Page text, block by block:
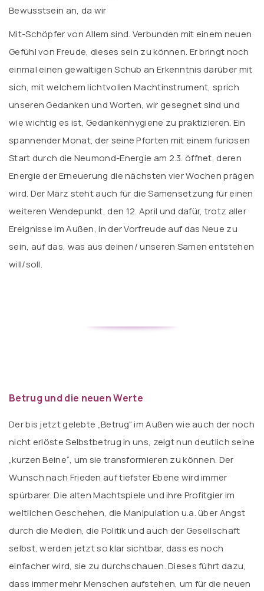
Bewusstsein an, da wir
Mit-Schöpfer von Allem sind. Verbunden mit einem neuen
Gefühl von Freude, dieses sein zu können. Er bringt noch
einmal einen gewaltigen Schub an Erkenntnis darüber mit
sich, mit welchem lichtvollen Machtinstrument, sprich
unseren Gedanken und Worten, wir gesegnet sind und
wie wichtig es ist, Gedankenhygiene zu praktizieren. Ein
spannender Monat, der seine Pforten mit einem furiosen
Start durch die Neumond-Energie am 2.3. öffnet, deren
Energie der Erneuerung die nächsten vier Wochen prägen
wird. Der März steht auch für die Samensetzung für einen
weiteren Wendepunkt, den 12. April und dafür, trotz aller
Ereignisse im Außen, in der Vorfreude auf das Neue zu
sein, auf das, was aus deinen/ unseren Samen entstehen
will/soll.
Betrug und die neuen Werte
Der bis jetzt gelebte „Betrug“ im Außen wie auch der noch
nicht erlöste Selbstbetrug in uns, zeigt nun deutlich seine
„kurzen Beine“, um sie transformieren zu können. Der
Wunsch nach Frieden auf tiefster Ebene wird immer
spürbarer. Die alten Machtspiele und ihre Profitgier im
weltlichen Geschehen, die Manipulation u.a. über Angst
durch die Medien, die Politik und auch der Gesellschaft
selbst, werden jetzt so klar sichtbar, dass es noch
einfacher wird, sie zu durchschauen. Dieses führt dazu,
dass immer mehr Menschen aufstehen, um für die neuen